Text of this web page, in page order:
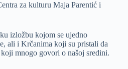
za kulturu Maja Parentić i
izložbu kojom se ujedno
ali i Krčanima koji su pristali da
mnogo govori o našoj sredini.